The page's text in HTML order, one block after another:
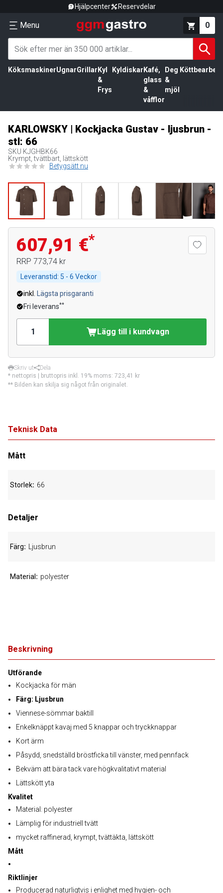
Hjälpcenter Reservdelar
Menu 0
KöksmaskinerUgnarGrillar Kyl
&
Frys
Kyldiskar Kafé,
glass
&
våfflor
Deg
&
mjöl
KARLOWSKY | Kockjacka Gustav - ljusbrun -
stl: 66
SKU KJGHBK66
Krympt, tvättbart, lättskött
Betygsätt nu
607,91 €*
RRP 773,74 kr
Leveranstid: 5 - 6 Veckor
inkl.
Lägsta prisgaranti
Fri leverans**
Lägg till i kundvagn
Skriv ut
Dela
* nettopris | bruttopris inkl. 19% moms: 723,41 kr
** Bilden kan skilja sig något från originalet.
Beskrivning
Utförande
Kockjacka för män
Färg: Ljusbrun
Viennese-sömmar baktill
Enkelknäppt kavaj med 5 knappar och tryckknappar
Kort ärm
Påsydd, snedställd bröstficka till vänster, med pennfack
Bekväm att bära tack vare högkvalitativt material
Lättskött yta
Kvalitet
Material: polyester
Lämplig för industriell tvätt
mycket raffinerad, krympt, tvättäkta, lättskött
Mått
Riktlinjer
Producerad naturligtvis i enlighet med hygien- och
Teknisk Data
Mått
Storlek 66
Detaljer
Färg Ljusbrun
Material polyester